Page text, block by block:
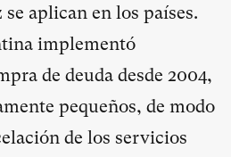
aplican en los países.
implementó
de deuda desde 2004,
pequeños, de modo
de los servicios